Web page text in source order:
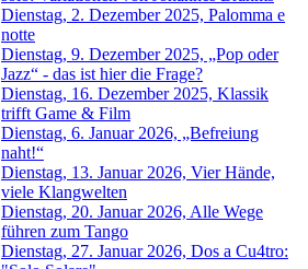
Dienstag, 2. Dezember 2025, Palomma e
notte
Dienstag, 9. Dezember 2025, „Pop oder
Jazz“ - das ist hier die Frage?
Dienstag, 16. Dezember 2025, Klassik
trifft Game & Film
Dienstag, 6. Januar 2026, „Befreiung
naht!“
Dienstag, 13. Januar 2026, Vier Hände,
viele Klangwelten
Dienstag, 20. Januar 2026, Alle Wege
führen zum Tango
Dienstag, 27. Januar 2026, Dos a Cu4tro: